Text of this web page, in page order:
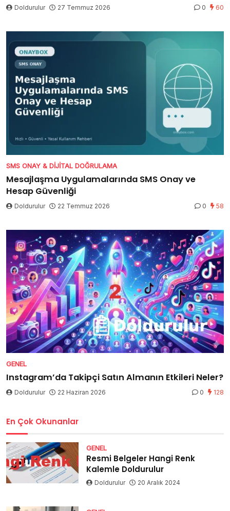
Doldurulur 27 Temmuz 2026 0 60
SMS ONAY & DIJITAL DOĞRULAMA
Mesajlaşma Uygulamalarında SMS Onay ve
Hesap Güvenliği
Doldurulur 22 Temmuz 2026 0 58
GENEL
Instagram’da Takipçi Satın Almanın Etkileri Neler?
Doldurulur 22 Haziran 2026 0 128
En Çok Okunanlar
GENEL
Resmi Belgeler Hangi Renk
Kalemle Doldurulur
Doldurulur 20 Aralık 2024